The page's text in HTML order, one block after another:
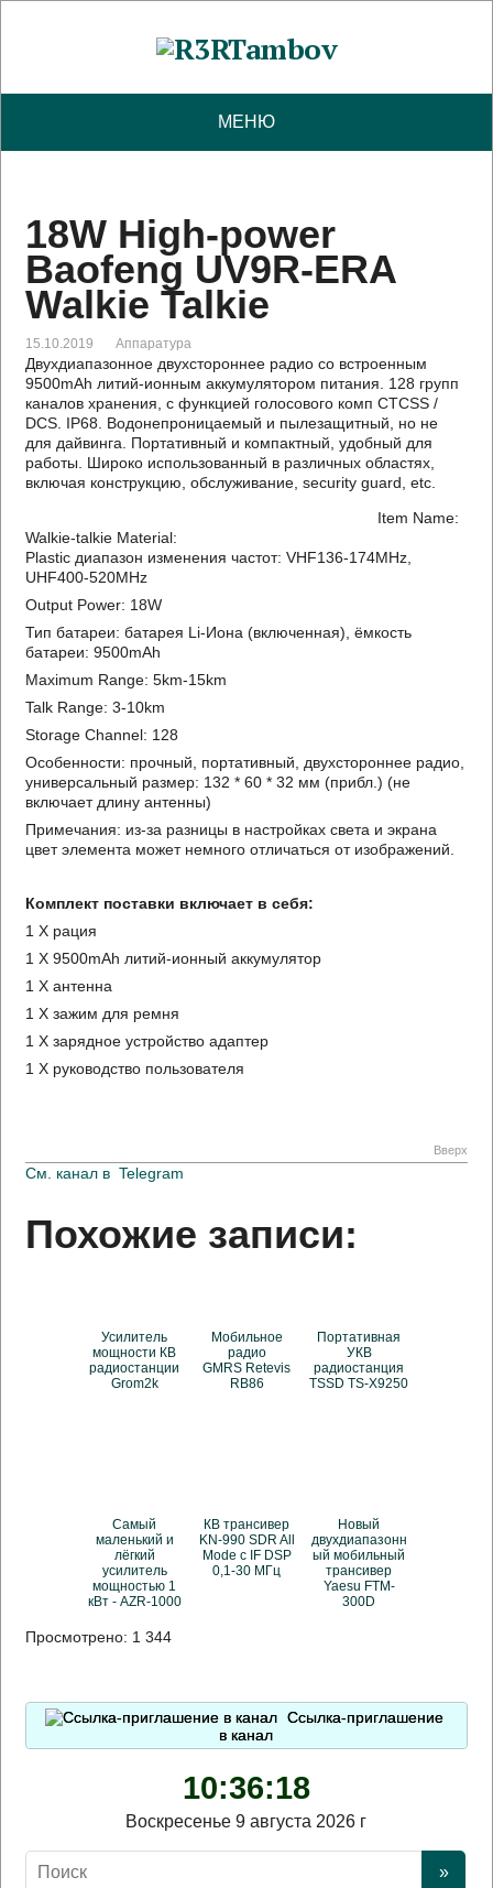
МЕНЮ
18W High-power
Baofeng UV9R-ERA
Walkie Talkie
15.10.2019 Аппаратура
Двухдиапазонное двухстороннее радио со встроенным
9500mAh литий-ионным аккумулятором питания. 128 групп
каналов хранения, с функцией голосового комп CTCSS /
DCS. IP68. Водонепроницаемый и пылезащитный, но не
для дайвинга. Портативный и компактный, удобный для
работы. Широко использованный в различных областях,
включая конструкцию, обслуживание, security guard, etc.
Item Name:
Walkie-talkie Material:
Plastic диапазон изменения частот: VHF136-174MHz,
UHF400-520MHz
Output Power: 18W
Тип батареи: батарея Li-Иона (включенная), ёмкость
батареи: 9500mAh
Maximum Range: 5km-15km
Talk Range: 3-10km
Storage Channel: 128
Особенности: прочный, портативный, двухстороннее радио,
универсальный размер: 132 * 60 * 32 мм (прибл.) (не
включает длину антенны)
Примечания: из-за разницы в настройках света и экрана
цвет элемента может немного отличаться от изображений.
Комплект поставки включает в себя:
1 X рация
1 X 9500mAh литий-ионный аккумулятор
1 X антенна
1 X зажим для ремня
1 X зарядное устройство адаптер
1 X руководство пользователя
Вверх
См. канал в Telegram
Похожие записи:
Усилитель
мощности КВ
радиостанции
Grom2k
Мобильное
радио
GMRS Retevis
RB86
Портативная
УКВ
радиостанция
TSSD TS-X9250
Самый
маленький и
лёгкий
усилитель
мощностью 1
кВт - AZR-1000
КВ трансивер
KN-990 SDR All
Mode с IF DSP
0,1-30 МГц
Новый
двухдиапазонн
ый мобильный
трансивер
Yaesu FTM-
300D
Просмотрено: 1 344
Ссылка-приглашение
в канал
10:36:19
Воскресенье 9 августа 2026 г